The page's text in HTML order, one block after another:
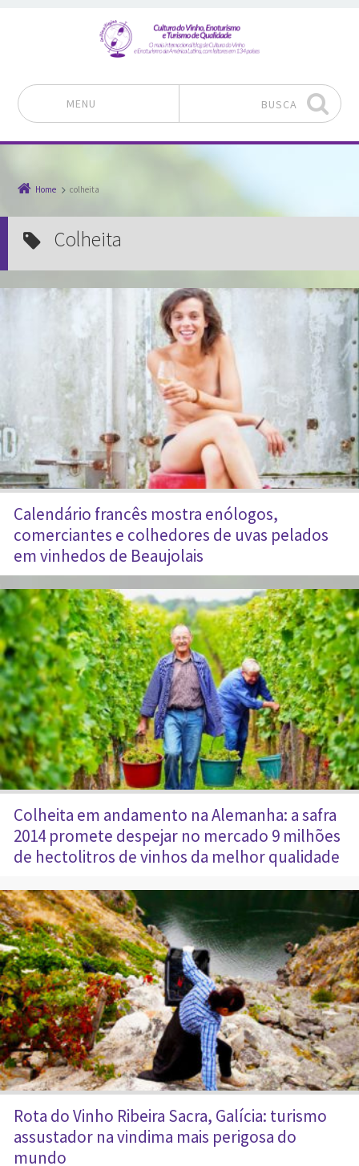
MENU BUSCA
Home colheita
colheita
Calendário francês mostra enólogos,
comerciantes e colhedores de uvas pelados
em vinhedos de Beaujolais
Colheita em andamento na Alemanha: a safra
2014 promete despejar no mercado 9 milhões
de hectolitros de vinhos da melhor qualidade
Rota do Vinho Ribeira Sacra, Galícia: turismo
assustador na vindima mais perigosa do
mundo